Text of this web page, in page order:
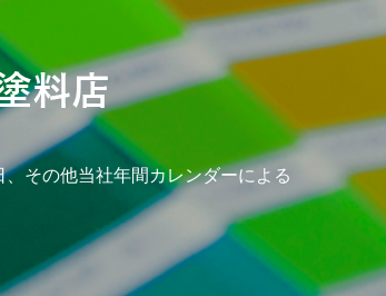
その他当社年間カレンダーによる